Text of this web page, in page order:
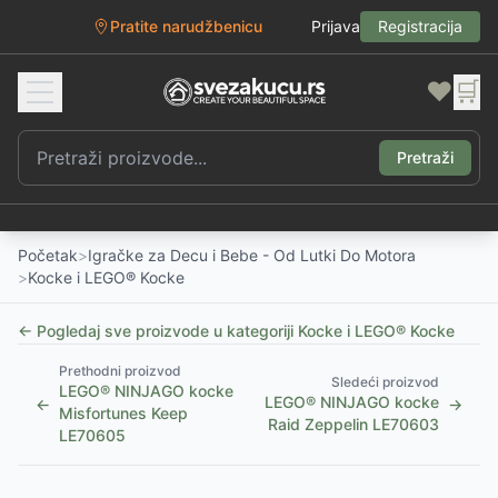
Pratite narudžbenicu Prijava Registracija
❤️ 🛒
Pretraži
Početak>Igračke za Decu i Bebe - Od Lutki Do Motora
>Kocke i LEGO® Kocke
← Pogledaj sve proizvode u kategoriji Kocke i LEGO® Kocke
←
Prethodni proizvod
LEGO® NINJAGO kocke
Misfortunes Keep
LE70605
Sledeći proizvod
LEGO® NINJAGO kocke
Raid Zeppelin LE70603
→